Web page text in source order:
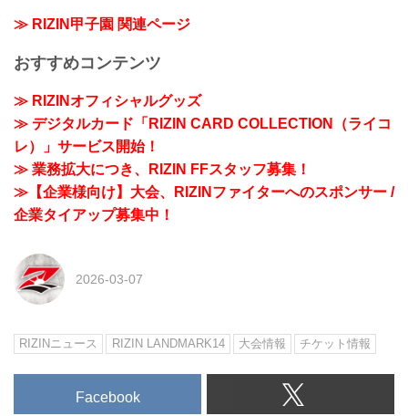
≫ RIZIN甲子園 関連ページ
おすすめコンテンツ
≫ RIZINオフィシャルグッズ
≫ デジタルカード「RIZIN CARD COLLECTION（ライコ
レ）」サービス開始！
≫ 業務拡大につき、RIZIN FFスタッフ募集！
≫【企業様向け】大会、RIZINファイターへのスポンサー /
企業タイアップ募集中！
2026-03-07
RIZINニュース RIZIN LANDMARK14 大会情報 チケット情報
Facebook